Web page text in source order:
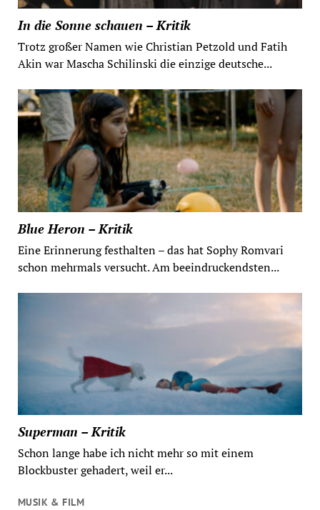
In die Sonne schauen – Kritik
Trotz großer Namen wie Christian Petzold und Fatih
Akin war Mascha Schilinski die einzige deutsche...
Blue Heron – Kritik
Eine Erinnerung festhalten – das hat Sophy Romvari
schon mehrmals versucht. Am beeindruckendsten...
Superman – Kritik
Schon lange habe ich nicht mehr so mit einem
Blockbuster gehadert, weil er...
MUSIK & FILM